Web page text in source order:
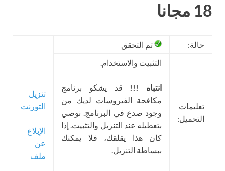
18 مجانا
حالة: تم التحقق
تنزيل
التورنت
الإبلاغ
عن
ملف
تعليمات
التحميل:
التثبيت والاستخدام.
انتباه !!! قد يشكو برنامج
مكافحة الفيروسات لديك من
وجود صدع في البرنامج. نوصي
بتعطيله عند التنزيل والتثبيت. إذا
كان هذا يقلقك، فلا يمكنك
ببساطة التنزيل.